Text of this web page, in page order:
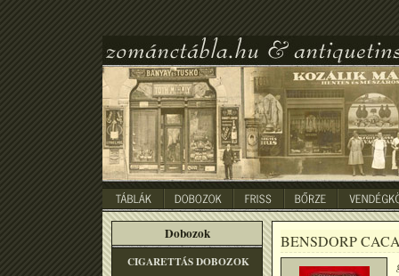
Dobozok
CIGARETTÁS DOBOZOK
BENSDORP